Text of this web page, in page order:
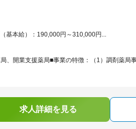
基本給）：190,000円～310,000円...
、開業支援薬局■事業の特徴：（1）調剤薬局
求人詳細を見る